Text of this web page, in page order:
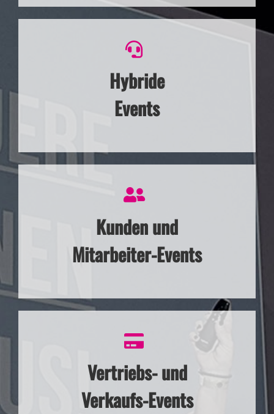
Hybride
Events
Kunden und
Mitarbeiter-Events
Vertriebs- und
Verkaufs-Events